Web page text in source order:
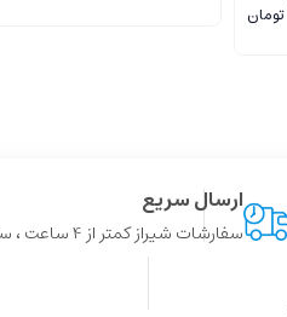
تومان
ارسال سریع
سفارشات شیراز کمتر از 4 ساعت ، سایر شهر ها توسط پست و تیپاکس